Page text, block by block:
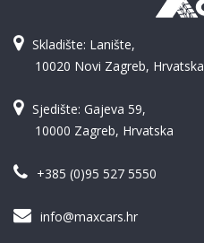
Skladište: Lanište,
10020 Novi Zagreb, Hrvatska
Sjedište: Gajeva 59,
10000 Zagreb, Hrvatska
+385 (0)95 527 5550
info@maxcars.hr